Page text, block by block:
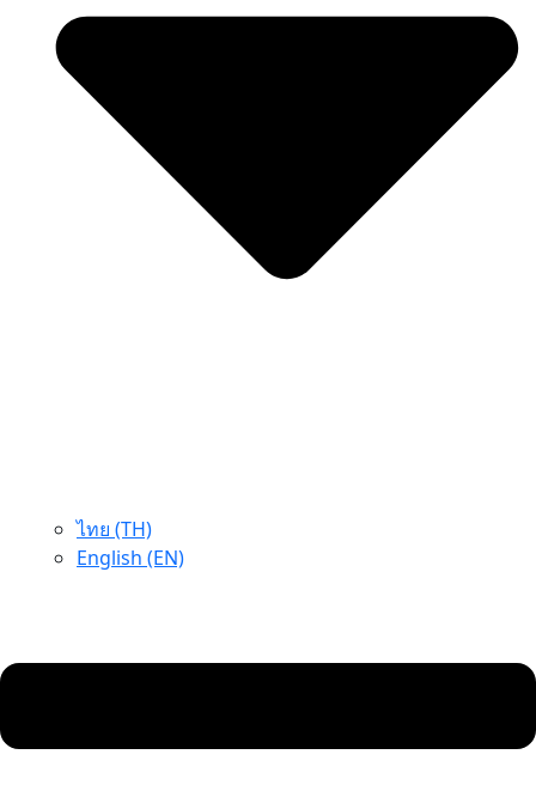
ไทย (TH)
English (EN)